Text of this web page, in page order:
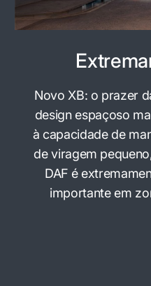
Novo XB: o prazer
design espaçoso
à capacidade de
de viragem
DAF é
importante em